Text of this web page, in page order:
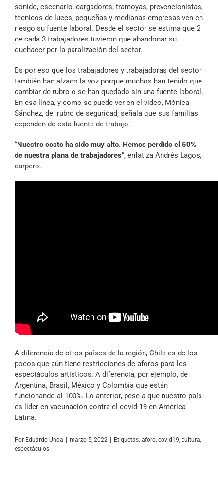
sonido, escenario, cargadores, tramoyas, prevencionistas,
técnicos de luces, pequeñas y medianas empresas ven en
riesgo su fuente laboral. Desde el sector se estima que 2
de cada 3 trabajadores tuvieron que abandonar su
quehacer por la paralización del sector.
Es por eso que los trabajadores y trabajadoras del sector
también han alzado la voz porque muchos han tenido que
cambiar de rubro o se han quedado sin una fuente laboral.
En esa línea, y como se puede ver en el video, Mónica
Sánchez, del rubro de seguridad, señala que sus familias
dependen de esta fuente de trabajo.
“Nuestro costo ha sido muy alto. Hemos perdido el 50%
de nuestra plana de trabajadores”, enfatiza Andrés Lagos,
carpero.
A diferencia de otros países de la región, Chile es de los
pocos que aún tiene restricciones de aforos para los
espectáculos artísticos. A diferencia, por ejemplo, de
Argentina, Brasil, México y Colombia que están
funcionando al 100%. Lo anterior, pese a que nuestro país
es líder en vacunación contra el covid-19 en América
Latina.
Por Eduardo Unda marzo 5, 2022 Etiquetas: aforo, covid19, cultura,
espectáculos